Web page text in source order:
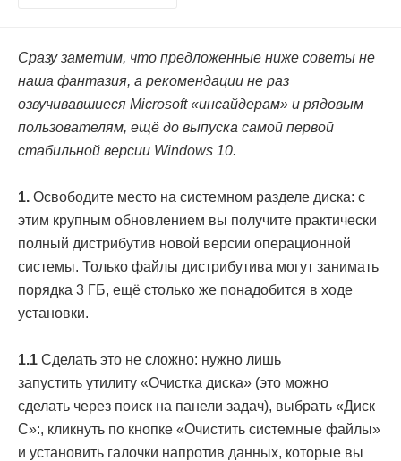
Сразу заметим, что предложенные ниже советы не
наша фантазия, а рекомендации не раз
озвучивавшиеся Microsoft «инсайдерам» и рядовым
пользователям, ещё до выпуска самой первой
стабильной версии Windows 10.
1. Освободите место на системном разделе диска: с
этим крупным обновлением вы получите практически
полный дистрибутив новой версии операционной
системы. Только файлы дистрибутива могут занимать
порядка 3 ГБ, ещё столько же понадобится в ходе
установки.
1.1 Сделать это не сложно: нужно лишь
запустить утилиту «Очистка диска» (это можно
сделать через поиск на панели задач), выбрать «Диск
С»:, кликнуть по кнопке «Очистить системные файлы»
и установить галочки напротив данных, которые вы